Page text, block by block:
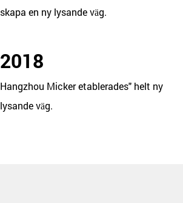
skapa en ny lysande väg.
2018
Hangzhou Micker etablerades" helt ny
lysande väg.